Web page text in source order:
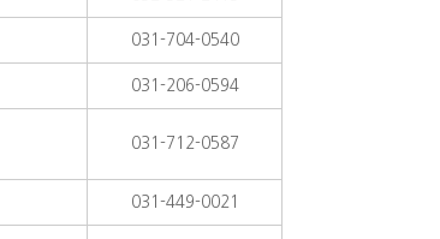
031-704-0540
031-206-0594
031-712-0587
031-449-0021